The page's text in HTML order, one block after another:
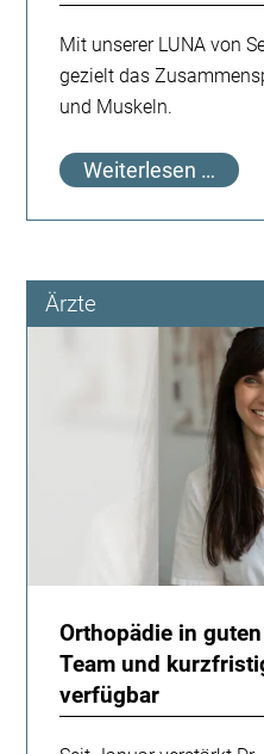
Mit unserer LUNA von
gezielt das
und Muskeln.
Weiterlesen …
Mehr
nur
ist
Ärzte
Orthopädie in
Team und
verfügbar